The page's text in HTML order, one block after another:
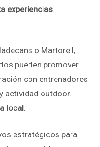
experiencias
o Martorell,
pueden promover
con entrenadores
actividad outdoor.
local.
estratégicos para